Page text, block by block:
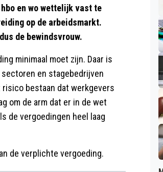
en wo wettelijk vast te
op de arbeidsmarkt.
de bewindsvrouw.
minimaal moet zijn. Daar is
en stagebedrijven
bestaan dat werkgevers
om de arm dat er in de wet
de vergoedingen heel laag
de verplichte vergoeding.